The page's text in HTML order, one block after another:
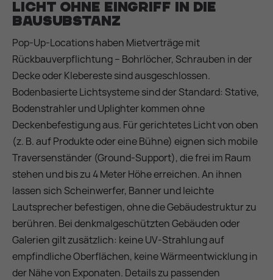
Licht ohne Eingriff in die
Bausubstanz
Pop-Up-Locations haben Mietverträge mit
Rückbauverpflichtung – Bohrlöcher, Schrauben in der
Decke oder Klebereste sind ausgeschlossen.
Bodenbasierte Lichtsysteme sind der Standard: Stative,
Bodenstrahler und Uplighter kommen ohne
Deckenbefestigung aus. Für gerichtetes Licht von oben
(z. B. auf Produkte oder eine Bühne) eignen sich mobile
Traversenständer (Ground-Support), die frei im Raum
stehen und bis zu 4 Meter Höhe erreichen. An ihnen
lassen sich Scheinwerfer, Banner und leichte
Lautsprecher befestigen, ohne die Gebäudestruktur zu
berühren. Bei denkmalgeschützten Gebäuden oder
Galerien gilt zusätzlich: keine UV-Strahlung auf
empfindliche Oberflächen, keine Wärmeentwicklung in
der Nähe von Exponaten. Details zu passenden